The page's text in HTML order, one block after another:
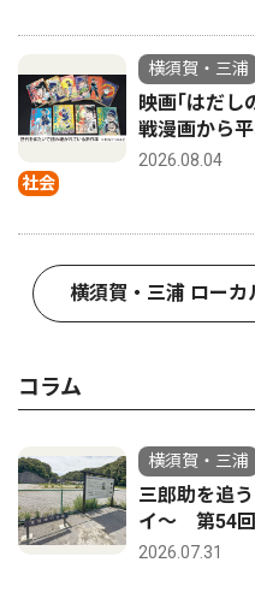
社会
横須賀・三浦
映画｢はだ
戦漫画から
2026.08.04
横須賀・三浦 ローカ
コラム
横須賀・三浦
三郎助を追
イ〜 第54
2026.07.31